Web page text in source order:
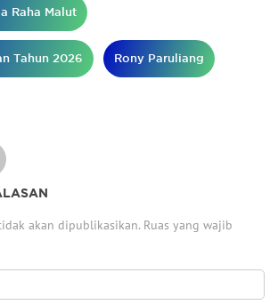
Raha Malut
Tahun 2026 Rony Paruliang
akan dipublikasikan. Ruas yang wajib